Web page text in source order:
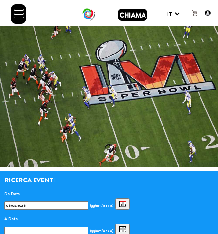
CHIAMA
RICERCA EVENTI
Da Data
(gg/mm/aaaa)
A Data
(gg/mm/aaaa)